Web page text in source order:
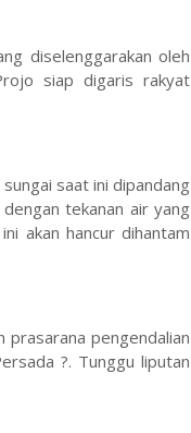
diselenggarakan oleh
siap digaris rakyat
saat ini dipandang
tekanan air yang
akan hancur dihantam
prasarana pengendalian
?. Tunggu liputan